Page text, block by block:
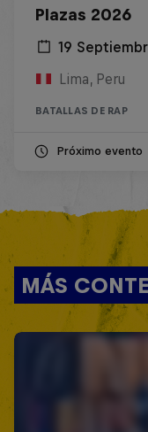
Plazas 2026
19
Lima, Peru
BATALLAS DE RAP
Próximo evento
MÁS